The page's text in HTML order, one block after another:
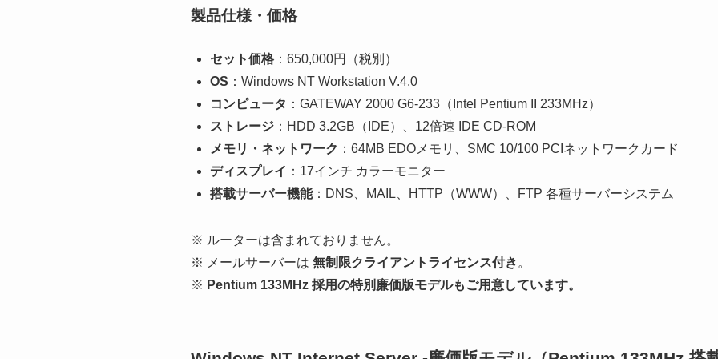
製品仕様・価格
セット価格 ：650,000円（税別）
OS ：Windows NT Workstation V.4.0
コンピュータ ：GATEWAY 2000 G6-233（Intel Pentium II 233MHz）
ストレージ ：HDD 3.2GB（IDE）、12倍速 IDE CD-ROM
メモリ・ネットワーク ：64MB EDOメモリ、SMC 10/100 PCIネットワークカード
ディスプレイ ：17インチ カラーモニター
搭載サーバー機能：DNS、MAIL、HTTP（WWW）、FTP 各種サーバーシステム
※ ルーターは含まれておりません。
※ メールサーバーは 無制限クライアントライセンス付き 。
※ Pentium 133MHz 採用の特別廉価版モデルもご用意しています。